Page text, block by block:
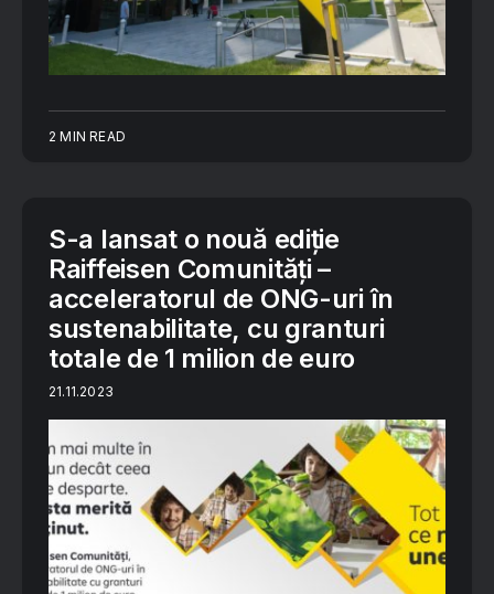
2 MIN READ
S-a lansat o nouă ediție
Raiffeisen Comunități –
acceleratorul de ONG-uri în
sustenabilitate, cu granturi
totale de 1 milion de euro
21.11.2023